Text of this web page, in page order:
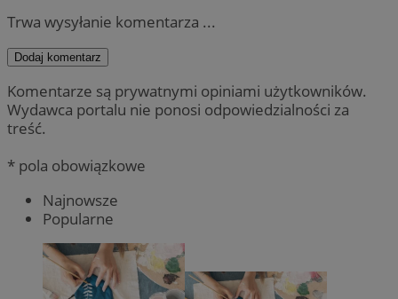
Trwa wysyłanie komentarza ...
Dodaj komentarz
Komentarze są prywatnymi opiniami użytkowników.
Wydawca portalu nie ponosi odpowiedzialności za
treść.
* pola obowiązkowe
Najnowsze
Popularne